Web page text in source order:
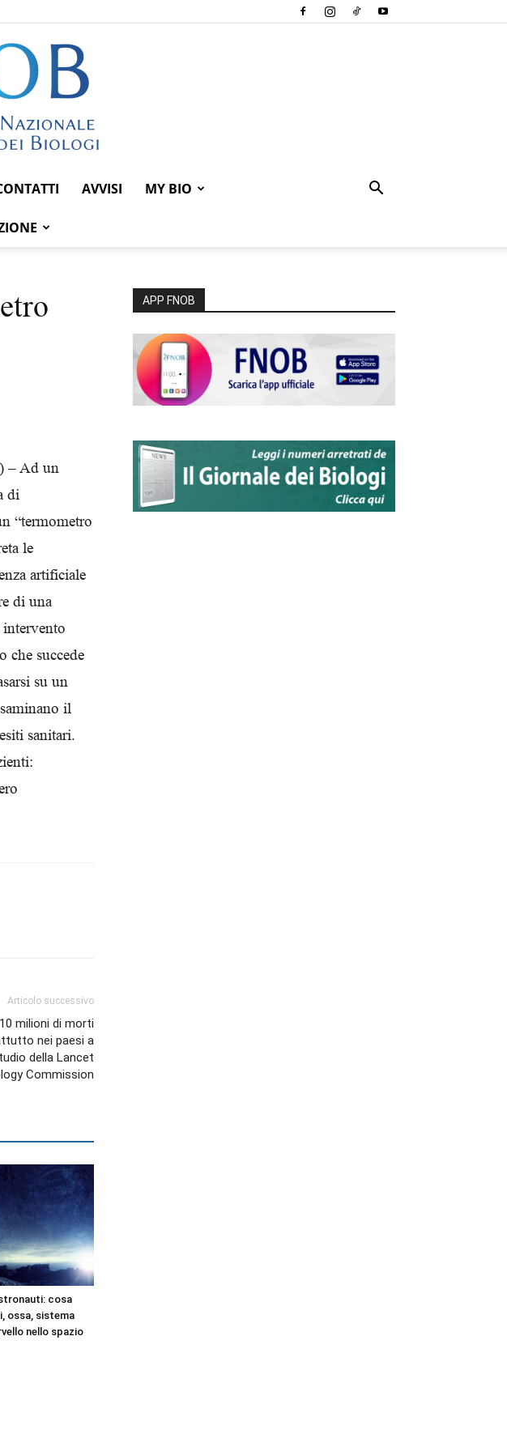
AVVISI MY BIO
– Ad un
di
“termometro
le
artificiale
di una
che succede
su un
il
sanitari.
Articolo successivo
milioni di morti
nei paesi a
della Lancet
Commission
cosa
ossa, sistema
nello spazio
APP FNOB